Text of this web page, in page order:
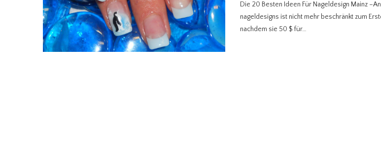
Die 20 Besten Ideen Für Nageldesign Mainz
nageldesigns ist nicht mehr beschränkt zum
nachdem sie 50 $ für…